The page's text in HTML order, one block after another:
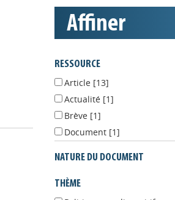
affiner
RESSOURCE
Article [13]
Actualité
Brève
Document[1]
THÈME